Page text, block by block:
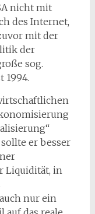
nicht mit
des Internet,
mit der
der
sog.
1994.
er besser
Liquidität, in
nur ein